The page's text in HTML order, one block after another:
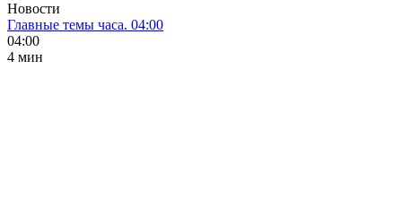
Новости
Главные темы часа. 04:00
04:00
4 мин